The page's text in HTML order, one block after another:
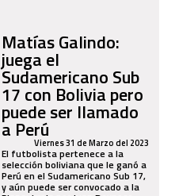
Matías Galindo:
juega el
Sudamericano Sub
17 con Bolivia pero
puede ser llamado
a PerúViernes 31 de Marzo del 2023
El futbolista pertenece a la
selección boliviana que le ganó a
Perú en el Sudamericano Sub 17,
y aún puede ser convocado a la